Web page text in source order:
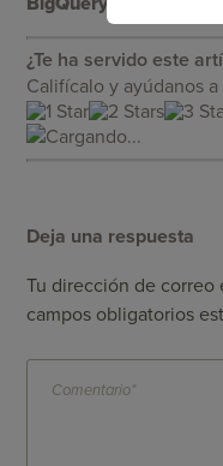
¿Te ha servido este
Califícalo y ayúdanos
Cargando...
Deja una respuesta
Tu dirección de correo
campos obligatorios